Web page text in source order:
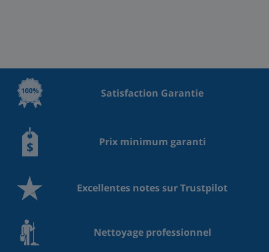
Satisfaction Garantie
Prix minimum garanti
Excellentes notes sur Trustpilot
Nettoyage professionnel